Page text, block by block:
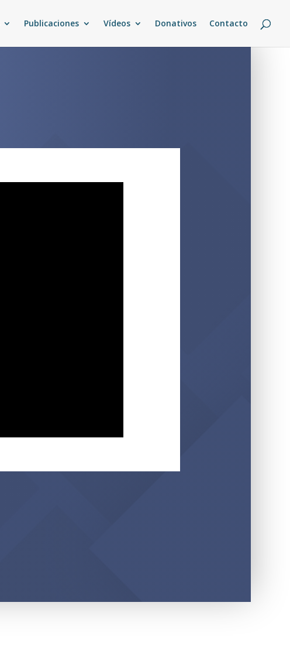
Publicaciones Vídeos Donativos Contacto